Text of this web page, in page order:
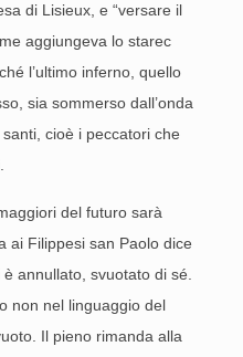
di Lisieux, e “versare il
aggiungeva lo starec
l’ultimo inferno, quello
sia sommerso dall’onda
cioè i peccatori che
del futuro sarà
ai Filippesi san Paolo dice
annullato, svuotato di sé.
non nel linguaggio del
Il pieno rimanda alla